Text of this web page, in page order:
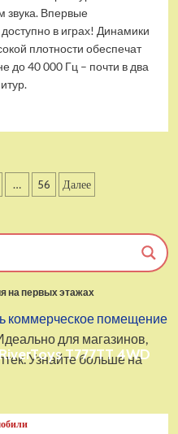
звука. Впервые
в играх! Динамики
плотности обеспечат
до 40 000 Гц – почти в два
… 56 Далее
на первых этажах
коммерческое помещение
для магазинов,
Узнайте больше на
T777TT 4WD